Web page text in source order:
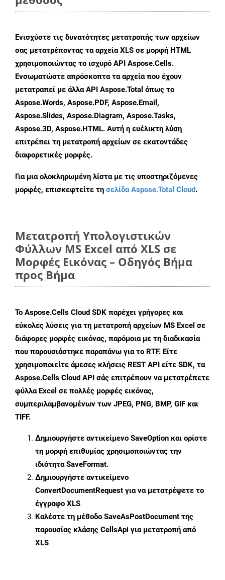
Ενισχύστε τις δυνατότητες μετατροπής των αρχείων
σας μετατρέποντας τα αρχεία XLS σε μορφή HTML
χρησιμοποιώντας το ισχυρό API Aspose.Cells.
Ενσωματώστε απρόσκοπτα τα αρχεία που έχουν
μετατραπεί με άλλα API Aspose.Total όπως το
Aspose.Words, Aspose.PDF, Aspose.Email,
Aspose.Slides, Aspose.Diagram, Aspose.Tasks,
Aspose.3D, Aspose.HTML. Αυτή η ευέλικτη λύση
επιτρέπει τη μετατροπή αρχείων σε εκατοντάδες
διαφορετικές μορφές.
Για μια ολοκληρωμένη λίστα με τις υποστηριζόμενες
μορφές, επισκεφτείτε τη σελίδα Aspose.Total Cloud.
Μετατροπή Υπολογιστικών
Φύλλων MS Excel από XLS σε
Μορφές Εικόνας – Οδηγός Βήμα
προς Βήμα
Το Aspose.Cells Cloud SDK παρέχει γρήγορες και
εύκολες λύσεις για τη μετατροπή αρχείων MS Excel σε
διάφορες μορφές εικόνας, παρόμοια με τη διαδικασία
που παρουσιάστηκε παραπάνω για το RTF. Είτε
χρησιμοποιείτε άμεσες κλήσεις REST API είτε SDK, τα
Aspose.Cells Cloud API σάς επιτρέπουν να μετατρέπετε
φύλλα Excel σε πολλές μορφές εικόνας,
συμπεριλαμβανομένων των JPEG, PNG, BMP, GIF και
TIFF.
Δημιουργήστε αντικείμενο SaveOption και ορίστε
τη μορφή επιθυμίας χρησιμοποιώντας την
ιδιότηταSaveFormat.
Δημιουργήστε αντικείμενο
ConvertDocumentRequest για να μετατρέψετε το
έγγραφο XLS
Καλέστε τη μέθοδο SaveAsPostDocument της
παρουσίας κλάσης CellsApi για μετατροπή από
XLS